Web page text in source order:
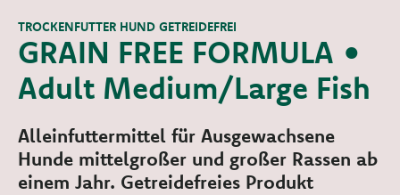
GRAIN FREE FORMULA •
Adult Medium/Large Fish
TROCKENFUTTER HUND GETREIDEFREI
Alleinfuttermittel für Ausgewachsene
Hunde mittelgroßer und großer Rassen ab
einem Jahr. Getreidefreies Produkt